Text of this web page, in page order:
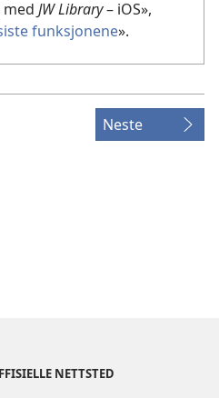
JW Library– iOS»,
funksjonene».
Neste
NETTSTED